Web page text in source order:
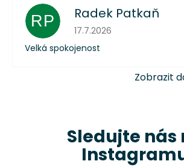
RP Radek Patkaň
Hodnocení obchodu je 5 z
17.7.2026
Velká spokojenost
Zobrazit
Sledujte nás